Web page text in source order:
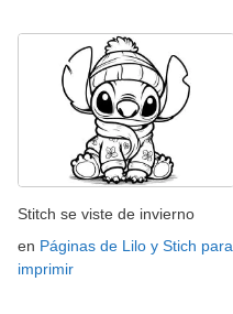
Stitch se viste de invierno
en Páginas de Lilo y Stich para
imprimir